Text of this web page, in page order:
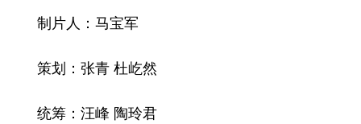
制片人：马宝军
策划：张青 杜屹然
统筹：汪峰 陶玲君